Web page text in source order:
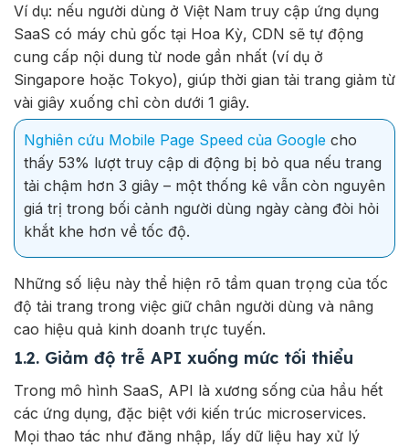
Ví dụ: nếu người dùng ở Việt Nam truy cập ứng dụng
SaaS có máy chủ gốc tại Hoa Kỳ, CDN sẽ tự động
cung cấp nội dung từ node gần nhất (ví dụ ở
Singapore hoặc Tokyo), giúp thời gian tải trang giảm từ
vài giây xuống chỉ còn dưới 1 giây.
Nghiên cứu Mobile Page Speed của Google cho
thấy 53% lượt truy cập di động bị bỏ qua nếu trang
tải chậm hơn 3 giây – một thống kê vẫn còn nguyên
giá trị trong bối cảnh người dùng ngày càng đòi hỏi
khắt khe hơn về tốc độ.
Những số liệu này thể hiện rõ tầm quan trọng của tốc
độ tải trang trong việc giữ chân người dùng và nâng
cao hiệu quả kinh doanh trực tuyến.
1.2. Giảm độ trễ API xuống mức tối thiểu
Trong mô hình SaaS, API là xương sống của hầu hết
các ứng dụng, đặc biệt với kiến trúc microservices.
Mọi thao tác như đăng nhập, lấy dữ liệu hay xử lý